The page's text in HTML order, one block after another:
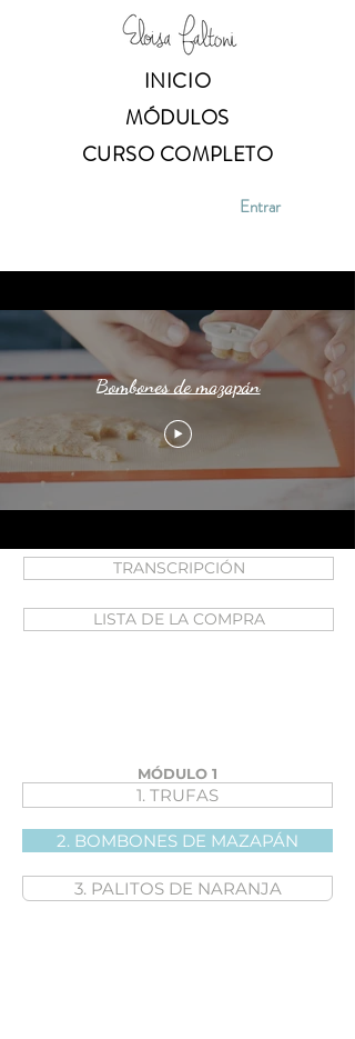
INICIO
MÓDULOS
CURSO COMPLETO
Entrar
Bombones de mazapán
TRANSCRIPCIÓN
LISTA DE LA COMPRA
MÓDULO 1
1. TRUFAS
2. BOMBONES DE MAZAPÁN
3. PALITOS DE NARANJA